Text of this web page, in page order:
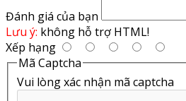
Đánh giá của bạn
Lưu ý: không hỗ trợ HTML!
Xếp hạng
Mã Captcha
Vui lòng xác nhận mã captcha